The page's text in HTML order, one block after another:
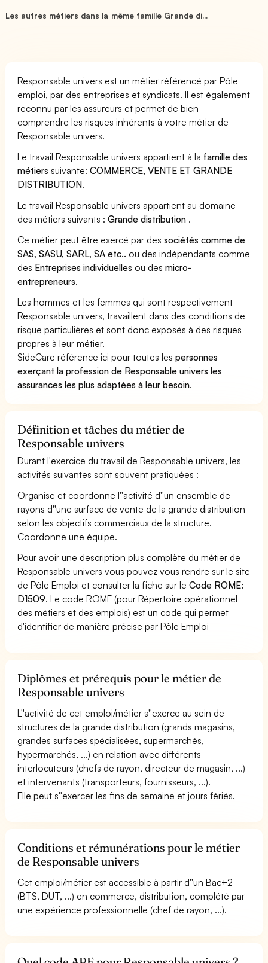
Les autres métiers dans la même famille Grande di...
Responsable univers est un métier référencé par Pôle
emploi, par des entreprises et syndicats. Il est également
reconnu par les assureurs et permet de bien
comprendre les risques inhérents à votre métier de
Responsable univers.
Le travail Responsable univers appartient à la famille des
métiers suivante:COMMERCE, VENTE ET GRANDE
DISTRIBUTION.
Le travail Responsable univers appartient au domaine
des métiers suivants :Grande distribution .
Ce métier peut être exercé par dessociétés comme de
SAS, SASU, SARL, SA etc.. ou des indépendants comme
des Entreprises individuelles ou desmicro-
entrepreneurs.
Les hommes et les femmes qui sont respectivement
Responsable univers, travaillent dans des conditions de
risque particulières et sont donc exposés à des risques
propres à leur métier.
SideCare référence ici pour toutes lespersonnes
exerçant la profession de Responsable univers les
assurances les plus adaptées à leur besoin.
Définition et tâches du métier de
Responsable univers
Durant l'exercice du travail de Responsable univers, les
activités suivantes sont souvent pratiquées :
Organise et coordonne l''activité d''un ensemble de
rayons d''une surface de vente de la grande distribution
selon les objectifs commerciaux de la structure.
Coordonne une équipe.
Pour avoir une description plus complète du métier de
Responsable univers vous pouvez vous rendre sur le site
de Pôle Emploi et consulter la fiche sur leCode ROME:
D1509. Le code ROME (pour Répertoire opérationnel
des métiers et des emplois) est un code qui permet
d'identifier de manière précise par Pôle Emploi
Diplômes et prérequis pour le métier de
Responsable univers
L''activité de cet emploi/métier s''exerce au sein de
structures de la grande distribution (grands magasins,
grandes surfaces spécialisées, supermarchés,
hypermarchés, ...) en relation avec différents
interlocuteurs (chefs de rayon, directeur de magasin, ...)
et intervenants (transporteurs, fournisseurs, ...).
Elle peut s''exercer les fins de semaine et jours fériés.
Conditions et rémunérations pour le métier
de Responsable univers
Cet emploi/métier est accessible à partir d''un Bac+2
(BTS, DUT, ...) en commerce, distribution, complété par
une expérience professionnelle (chef de rayon, ...).